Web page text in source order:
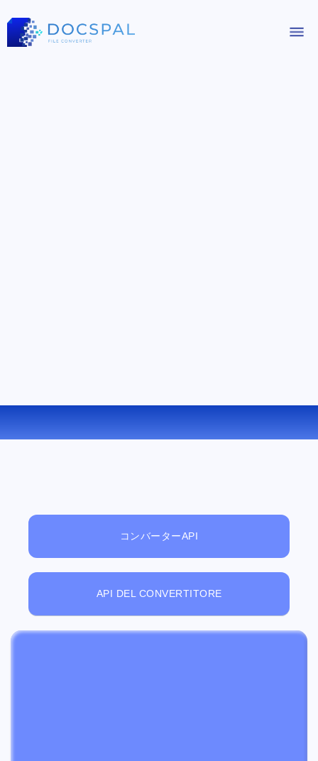
3GP を WMA にオンラインで変換する
コンバーターAPI
API DEL CONVERTITORE